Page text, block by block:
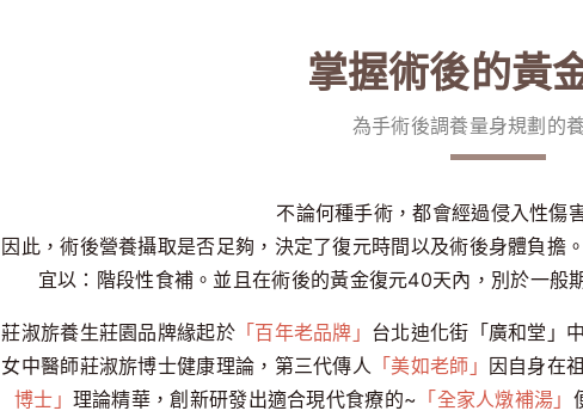
掌握術後的黃
為手術後調養量身規劃的
不論何種手術，都會經過侵入性傷
因此，術後營養攝取是否足夠，決定了復元時間以及術後身體負擔
宜以：階段性食補。並且在術後的黃金復元40天內，別於一般
莊淑旂養生莊園品牌緣起於「百年老品牌」 台北迪化街「廣和堂」
女中醫師莊淑旂博士健康理論，第三代傳人 「美如老師」 因自身在
博士」 理論精華，創新研發出適合現代食療的~ 「全家人燉補湯」